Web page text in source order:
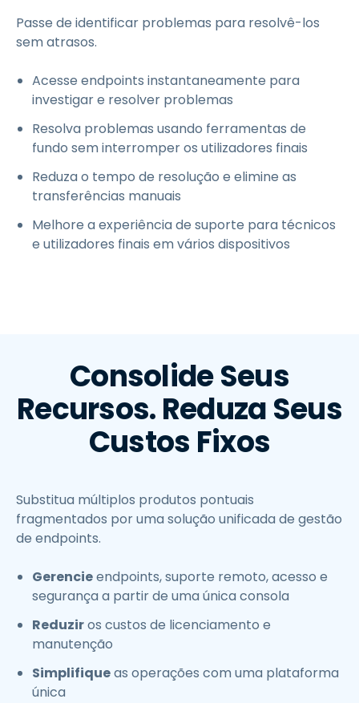
Passe de identificar problemas para resolvê-los
sem atrasos.
Acesse endpoints instantaneamente para
investigar e resolver problemas
Resolva problemas usando ferramentas de
fundo sem interromper os utilizadores finais
Reduza o tempo de resolução e elimine as
transferências manuais
Melhore a experiência de suporte para técnicos
e utilizadores finais em vários dispositivos
Consolide Seus
Recursos. Reduza Seus
Custos Fixos
Substitua múltiplos produtos pontuais
fragmentados por uma solução unificada de gestão
de endpoints.
Gerencieendpoints, suporte remoto, acesso e
segurança a partir de uma única consola
Reduziros custos de licenciamento e
manutenção
Simplifiqueas operações com uma plataforma
única